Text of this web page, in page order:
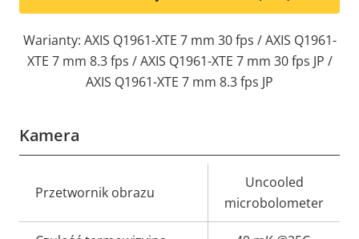
Warianty: AXIS Q1961-XTE 7 mm 30 fps / AXIS Q1961-
XTE 7 mm 8.3 fps / AXIS Q1961-XTE 7 mm 30 fps JP /
AXIS Q1961-XTE 7 mm 8.3 fps JP
Kamera
nieruchomości
nieruchomości
Przetwornik obrazu
Uncooled
microbolometer